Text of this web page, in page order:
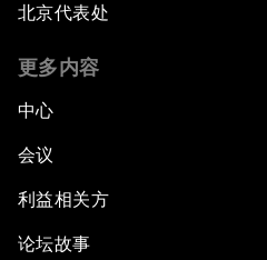
北京代表处
更多内容
中心
会议
利益相关方
论坛故事